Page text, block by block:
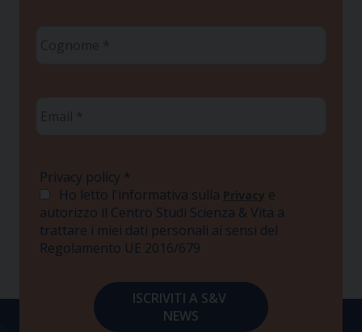
Privacy policy *
Ho letto l'informativa sulla Privacy e
autorizzo il Centro Studi Scienza & Vita a
trattare i miei dati personali ai sensi del
Regolamento UE 2016/679